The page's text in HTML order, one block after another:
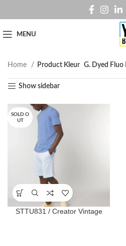
MENU
Home Product Kleur G. Dyed Fluo
Show sidebar
SOLD O
UT
STTU831 / Creator Vintage